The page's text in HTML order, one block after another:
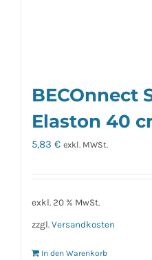
BECOnnect
Elaston 40
5,83 € exkl. MWSt.
exkl. 20 % MwSt.
zzgl. Versandkosten
In den Warenkorb